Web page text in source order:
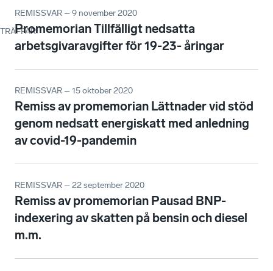
TRÄFFAR:
REMISSVAR – 9 november 2020
Promemorian Tillfälligt nedsatta
arbetsgivaravgifter för 19-23- åringar
REMISSVAR – 15 oktober 2020
Remiss av promemorian Lättnader vid stöd
genom nedsatt energiskatt med anledning
av covid-19-pandemin
REMISSVAR – 22 september 2020
Remiss av promemorian Pausad BNP-
indexering av skatten på bensin och diesel
m.m.